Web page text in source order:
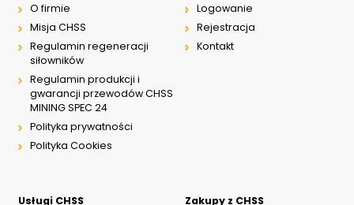
O firmie
Misja CHSS
Regulamin regeneracji
siłowników
Regulamin produkcji i
gwarancji przewodów CHSS
MINING SPEC 24
Polityka prywatności
Polityka Cookies
Logowanie
Rejestracja
Kontakt
Usługi CHSS
Zakupy z CHSS